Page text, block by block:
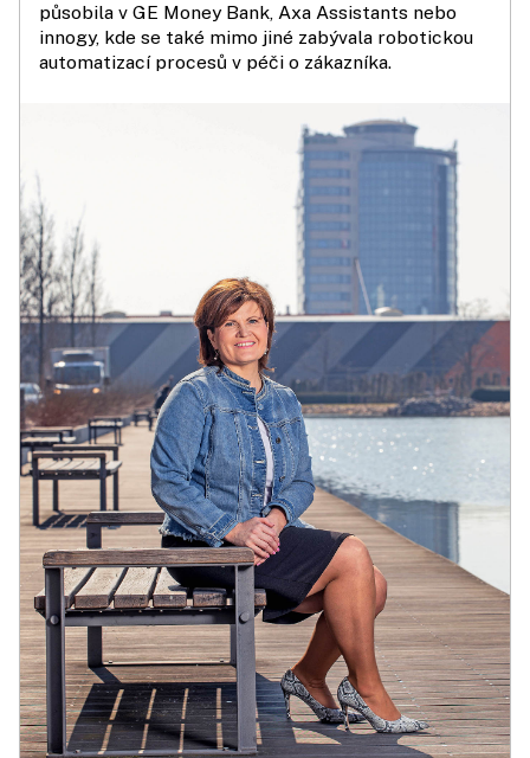
působila v GE Money Bank, Axa Assistants nebo
innogy, kde se také mimo jiné zabývala robotickou
automatizací procesů v péči o zákazníka.